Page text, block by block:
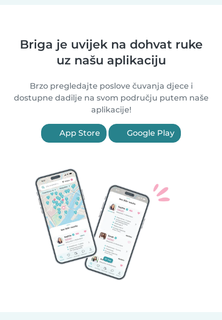
Briga je uvijek na dohvat ruke
uz našu aplikaciju
Brzo pregledajte poslove čuvanja djece i
dostupne dadilje na svom području putem naše
aplikacije!
App Store Google Play